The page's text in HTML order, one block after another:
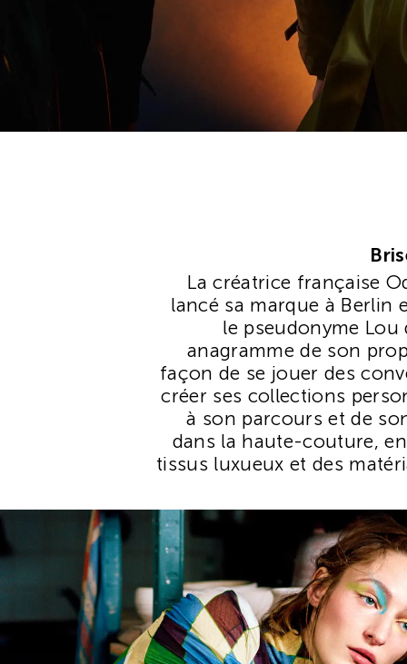
La créatrice française
lancé sa marque à Berlin
le pseudonyme Lou
anagramme de son
façon de se jouer des
créer ses collections
à son parcours et de
dans la haute-couture,
tissus luxueux et des